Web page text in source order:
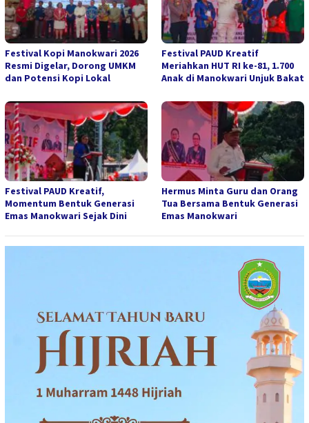
Festival Kopi Manokwari 2026
Resmi Digelar, Dorong UMKM
dan Potensi Kopi Lokal
Festival PAUD Kreatif
Meriahkan HUT RI ke-81, 1.700
Anak di Manokwari Unjuk Bakat
Festival PAUD Kreatif,
Momentum Bentuk Generasi
Emas Manokwari Sejak Dini
Hermus Minta Guru dan Orang
Tua Bersama Bentuk Generasi
Emas Manokwari